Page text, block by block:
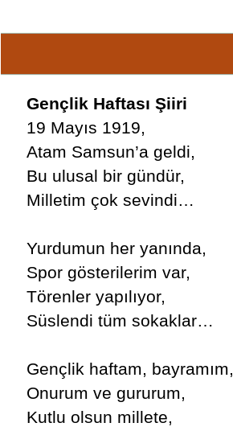
Gençlik Haftası Şiiri
19 Mayıs 1919,
Atam Samsun’a geldi,
Bu ulusal bir gündür,
Milletim çok sevindi…
Yurdumun her yanında,
Spor gösterilerim var,
Törenler yapılıyor,
Süslendi tüm sokaklar…
Gençlik haftam, bayramım,
Onurum ve gururum,
Kutlu olsun millete,